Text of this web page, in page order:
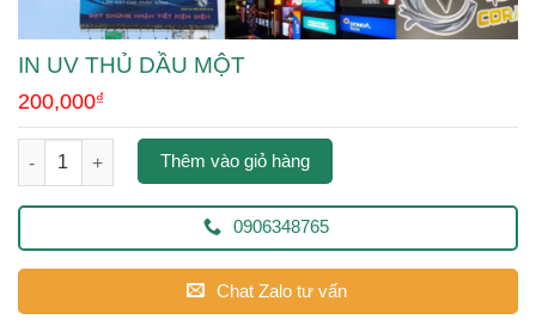
IN UV THỦ DẦU MỘT
200,000₫
in uv thủ dầu một số lượngThêm vào giỏ hàng
0906348765
Chat Zalo tư vấn